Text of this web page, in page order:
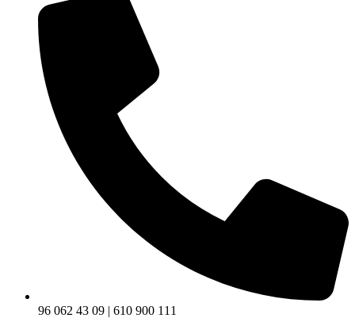
96 062 43 09 | 610 900 111